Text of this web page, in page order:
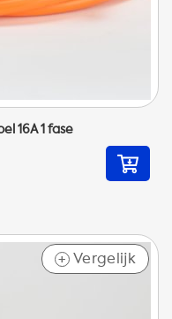
16A 1 fase
+ Vergelijk